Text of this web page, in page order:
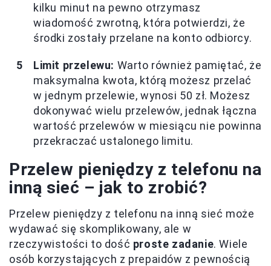
kilku minut na pewno otrzymasz
wiadomość zwrotną, która potwierdzi, że
środki zostały przelane na konto odbiorcy.
Limit przelewu: Warto również pamiętać, że
maksymalna kwota, którą możesz przelać
w jednym przelewie, wynosi 50 zł. Możesz
dokonywać wielu przelewów, jednak łączna
wartość przelewów w miesiącu nie powinna
przekraczać ustalonego limitu.
Przelew pieniędzy z telefonu na
inną sieć – jak to zrobić?
Przelew pieniędzy z telefonu na inną sieć może
wydawać się skomplikowany, ale w
rzeczywistości to dość proste zadanie. Wiele
osób korzystających z prepaidów z pewnością